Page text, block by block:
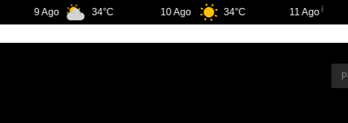
34°C 10 Ago 34°C 31°C